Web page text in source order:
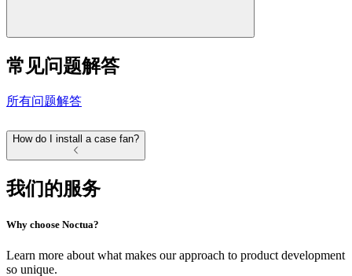
常见问题解答
所有问题解答
How do I install a case fan?
我们的服务
Why choose Noctua?
Learn more about what makes our approach to product development
so unique.